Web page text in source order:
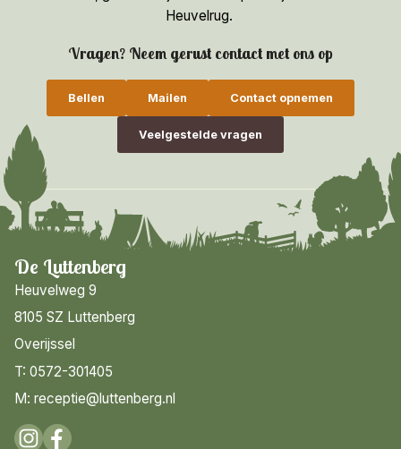
Heuvelrug.
Vragen? Neem gerust contact met ons op
Bellen Mailen Contact opnemen
Veelgestelde vragen
De Luttenberg
Heuvelweg 9
8105 SZ Luttenberg
Overijssel
T: 0572-301405
M: receptie@luttenberg.nl